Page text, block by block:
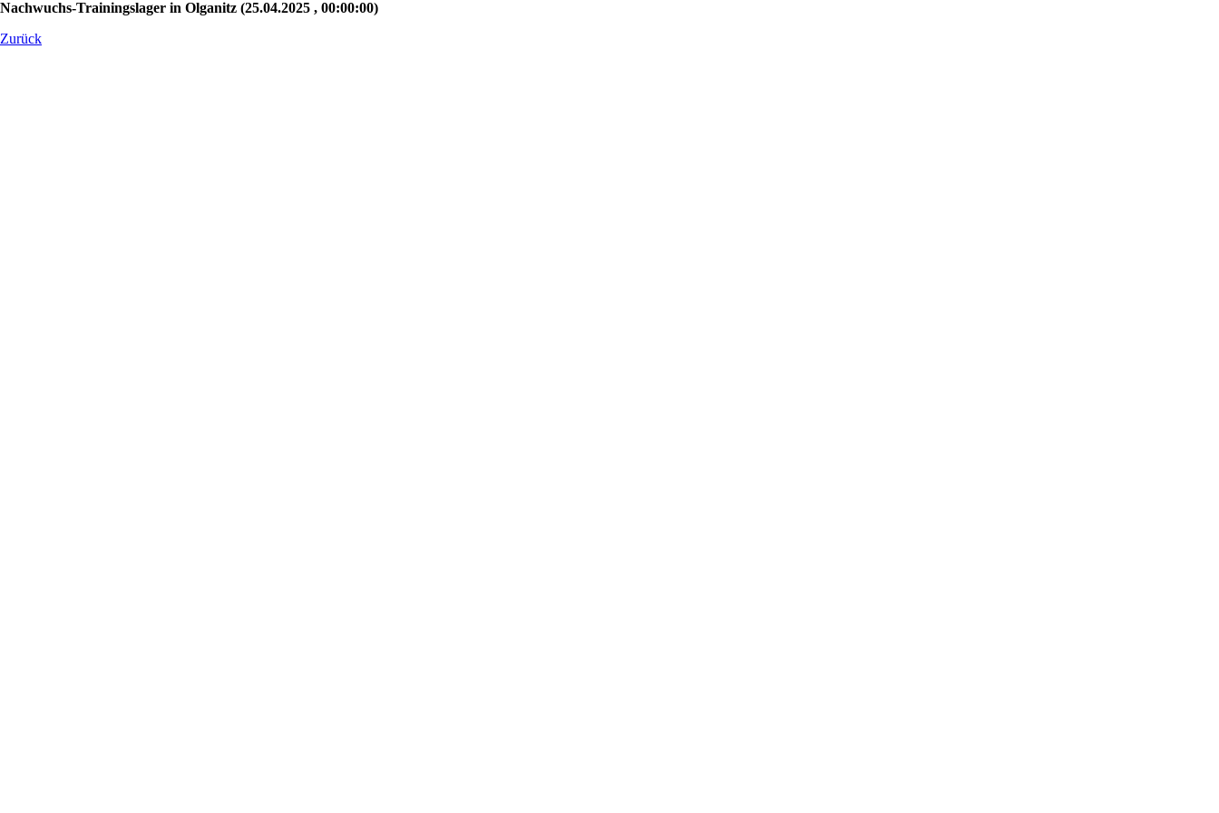
Nachwuchs-Trainingslager in Olganitz (25.04.2025 , 00:00:00)
Zurück